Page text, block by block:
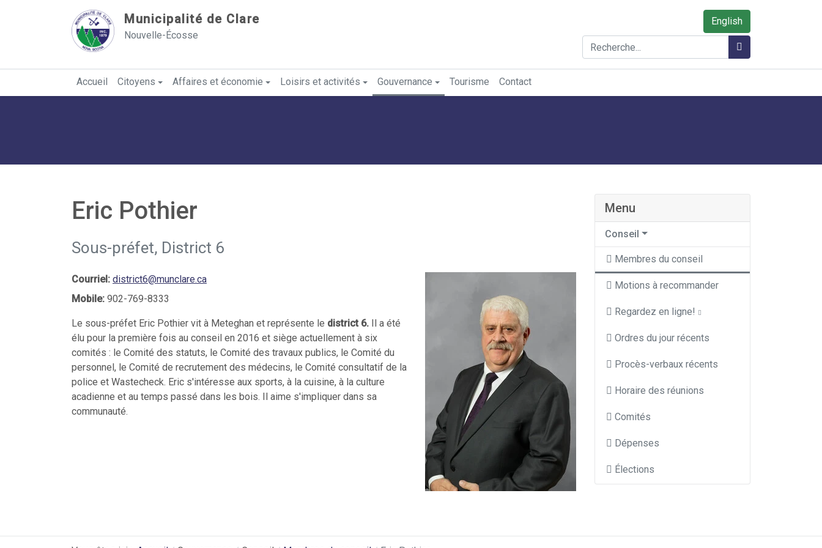
Municipalité de Clare
Nouvelle-Écosse
English
Rechercher
Accueil Citoyens Affaires et économie Loisirs et activités Gouvernance Tourisme Contact
Eric Pothier
Sous-préfet, District 6
Courriel: district6@munclare.ca
Mobile: 902-769-8333
Le sous-préfet Eric Pothier vit à Meteghan et représente le district 6. Il a été
élu pour la première fois au conseil en 2016 et siège actuellement à six
comités : le Comité des statuts, le Comité des travaux publics, le Comité du
personnel, le Comité de recrutement des médecins, le Comité consultatif de la
police et Wastecheck. Eric s'intéresse aux sports, à la cuisine, à la culture
acadienne et au temps passé dans les bois. Il aime s'impliquer dans sa
communauté.
Menu
Conseil
Membres du conseil
Motions à recommander
Regardez en ligne!
Ordres du jour récents
Procès-verbaux récents
Horaire des réunions
Comités
Dépenses
Élections